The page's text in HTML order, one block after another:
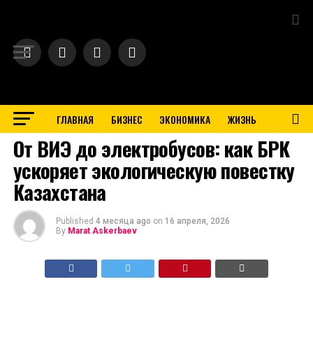
ГЛАВНАЯ БИЗНЕС ЭКОНОМИКА ЖИЗНЬ
BUSINESS
От ВИЭ до электробусов: как БРК
ускоряет экологическую повестку
Казахстана
Published 4 месяца ago on 16 апреля, 2026
By Marat Askerbaev